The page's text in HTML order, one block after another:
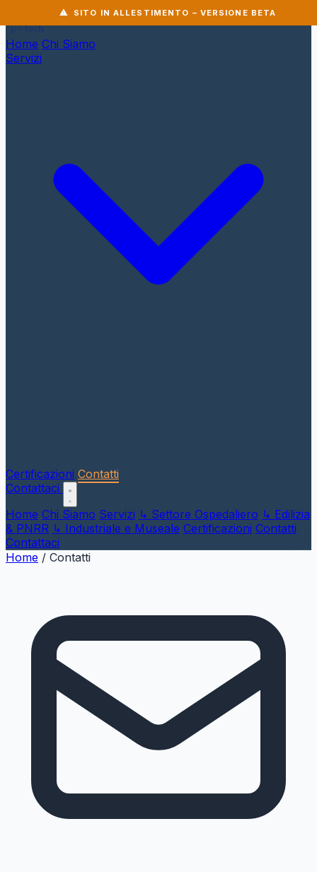
⚠ SITO IN ALLESTIMENTO – VERSIONE BETA
Home Chi Siamo
Servizi
Certificazioni Contatti
Contattaci
Home Chi Siamo Servizi ↳ Settore Ospedaliero ↳ Edilizia
& PNRR ↳ Industriale e Museale Certificazioni Contatti
Contattaci
Home / Contatti